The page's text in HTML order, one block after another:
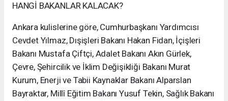
HANGİ BAKANLAR KALACAK?
Ankara kulislerine göre, Cumhurbaşkanı Yardımcısı
Cevdet Yılmaz, Dışişleri Bakanı Hakan Fidan, İçişleri
Bakanı Mustafa Çiftçi, Adalet Bakanı Akın Gürlek,
Çevre, Şehircilik ve İklim Değişikliği Bakanı Murat
Kurum, Enerji ve Tabii Kaynaklar Bakanı Alparslan
Bayraktar, Millî Eğitim Bakanı Yusuf Tekin, Sağlık Bakanı